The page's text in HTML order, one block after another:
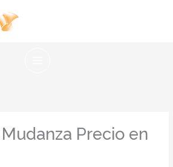
Precio en